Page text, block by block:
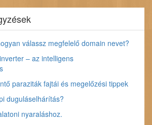
válassz megfelelő domain nevet?
– az intelligens
paraziták fajtái és megelőzési tippek
duguláselhárítás?
nyaraláshoz.